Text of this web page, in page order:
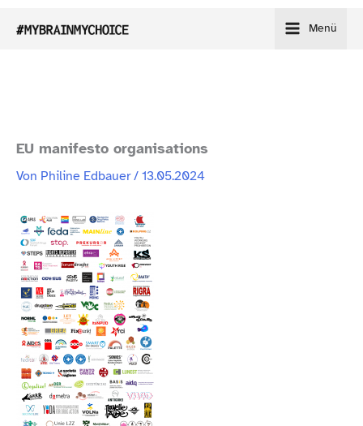
Inhalt
Menü
EU manifesto organisations
Von Philine Edbauer/13.05.2024